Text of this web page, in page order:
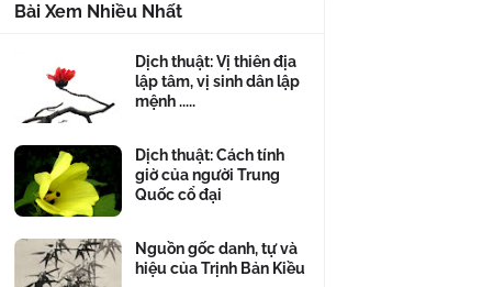
Bài Xem Nhiều Nhất
Dịch thuật: Vị thiên địa
lập tâm, vị sinh dân lập
mệnh .....
Dịch thuật: Cách tính
giờ của người Trung
Quốc cổ đại
Nguồn gốc danh, tự và
hiệu của Trịnh Bản Kiều